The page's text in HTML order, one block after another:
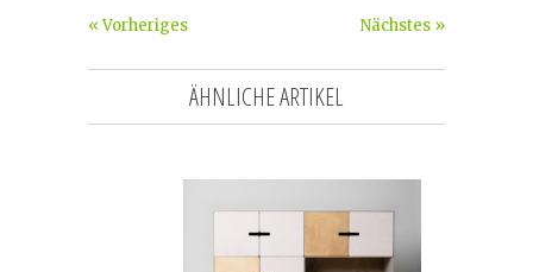
Nächstes »
« Vorheriges
ÄHNLICHE ARTIKEL